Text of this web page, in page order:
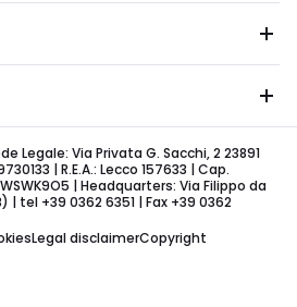
Legale: Via Privata G. Sacchi, 2 23891
| R.E.A.: Lecco 157633 | Cap.
| Headquarters: Via Filippo da
| tel +39 0362 6351 | Fax +39 0362
Legal disclaimerCopyright